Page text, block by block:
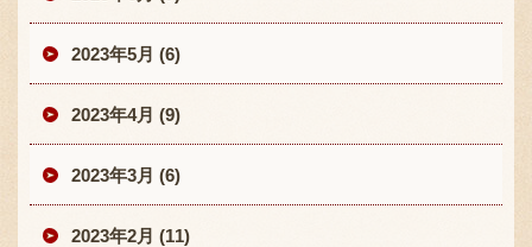
2023年5月 (6)
2023年4月 (9)
2023年3月 (6)
2023年2月 (11)